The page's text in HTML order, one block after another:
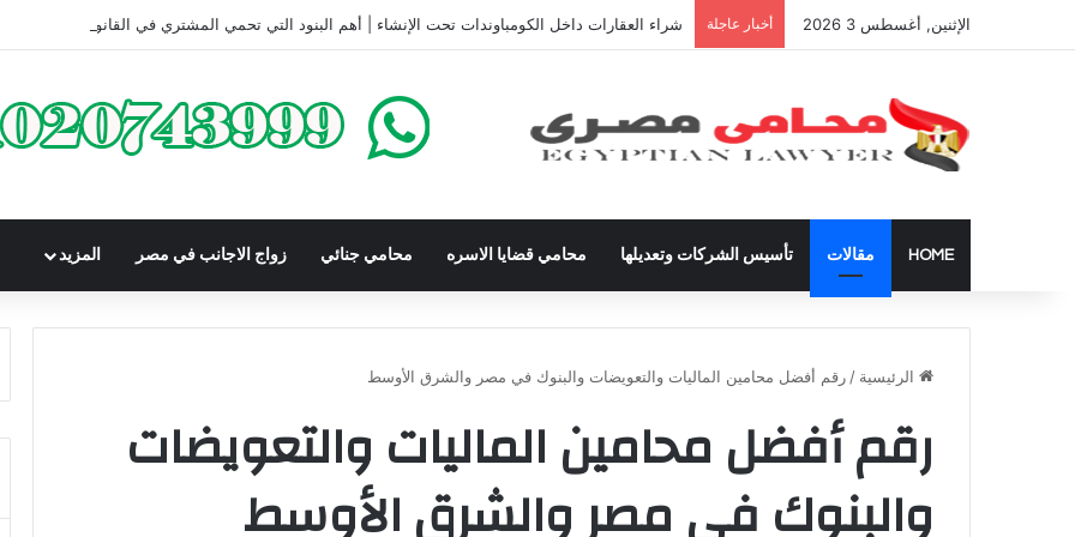
الإثنين, أغسطس 3 2026 أخبار عاجلة شراء العقارات داخل الكومباوندات تحت الإنشاء | أهم البنود التي تحمي المشتري في القانون المصري
HOME مقالات تأسيس الشركات وتعديلها محامي قضايا الاسره محامي جنائي زواج الاجانب في مصر المزيد
الرئيسية / رقم أفضل محامين الماليات والتعويضات والبنوك في مصر والشرق الأوسط
رقم أفضل محامين الماليات والتعويضات
والبنوك في مصر والشرق الأوسط